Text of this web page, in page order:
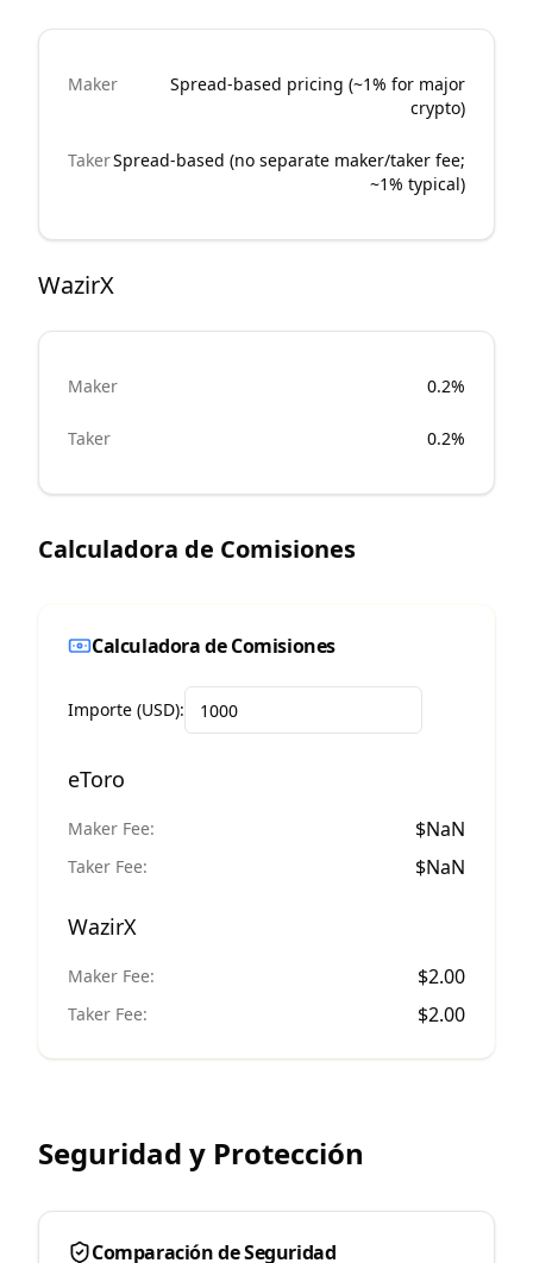
Maker
Spread-based pricing (~1% for major
crypto)
TakerSpread-based (no separate maker/taker fee;
~1% typical)
WazirX
Maker 0.2%
Taker 0.2%
Calculadora de Comisiones
Calculadora de Comisiones
Importe (USD):
eToro
Maker Fee: $NaN
Taker Fee: $NaN
WazirX
Maker Fee: $2.00
Taker Fee: $2.00
Seguridad y Protección
Comparación de Seguridad